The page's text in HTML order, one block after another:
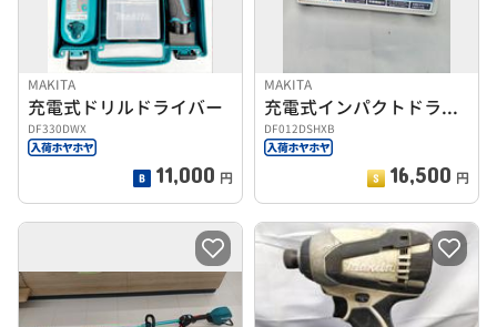
MAKITA
充電式ドリルドライバー
DF330DWX
11,000 円
MAKITA
充電式インパクトドライバー
DF012DSHXB
16,500 円